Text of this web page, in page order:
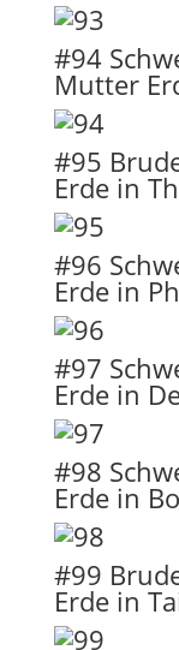
#94
Mutter
#95
Erde in
#96
Erde in
#97
Erde in
#98
Erde in
#99
Erde in